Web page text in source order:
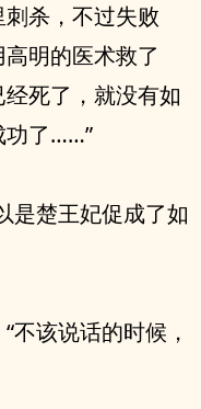
杀，不过失败
明的医术救了
死了，就没有如
功了……”
是楚王妃促成了如
不该说话的时候，